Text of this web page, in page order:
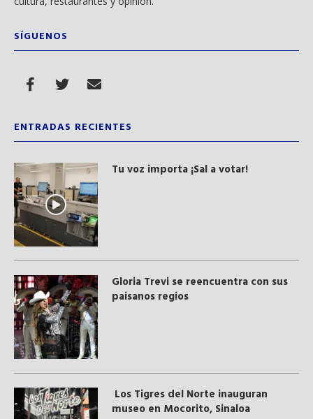
SÍGUENOS
ENTRADAS RECIENTES
Tu voz importa ¡Sal a votar!
Gloria Trevi se reencuentra con sus
paisanos regios
Los Tigres del Norte inauguran
museo en Mocorito, Sinaloa